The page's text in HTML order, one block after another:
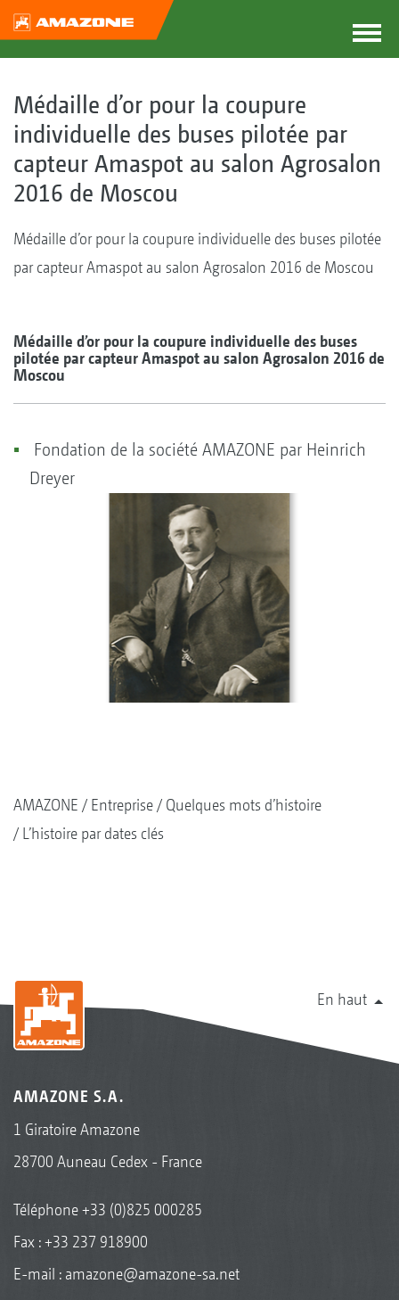
Médaille d’or pour la coupure
individuelle des buses pilotée par
capteur Amaspot au salon Agrosalon
2016 de Moscou
Médaille d’or pour la coupure individuelle des buses pilotée
par capteur Amaspot au salon Agrosalon 2016 de Moscou
Médaille d’or pour la coupure individuelle des buses
pilotée par capteur Amaspot au salon Agrosalon 2016 de
Moscou
Fondation de la société AMAZONE par Heinrich
Dreyer
AMAZONE Entreprise
Quelques mots d’histoire
L’histoire par dates clés
En haut
AMAZONE S.A.
1 Giratoire Amazone
28700 Auneau Cedex - France
Téléphone+33 (0)825 000285
Fax : +33 237 918900
E-mail : amazone@amazone-sa.net